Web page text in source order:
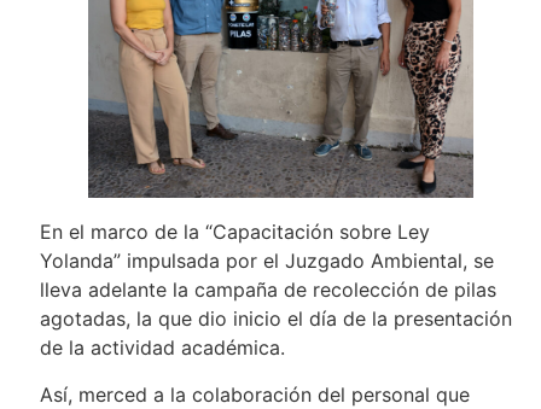
En el marco de la “Capacitación sobre Ley
Yolanda” impulsada por el Juzgado Ambiental, se
lleva adelante la campaña de recolección de pilas
agotadas, la que dio inicio el día de la presentación
de la actividad académica.
Así, merced a la colaboración del personal que